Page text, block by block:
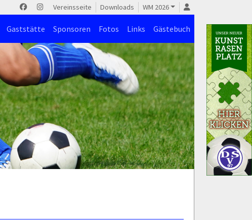
Vereinsseite Downloads WM 2026
Gaststätte Sponsoren Fotos Links Gästebuch